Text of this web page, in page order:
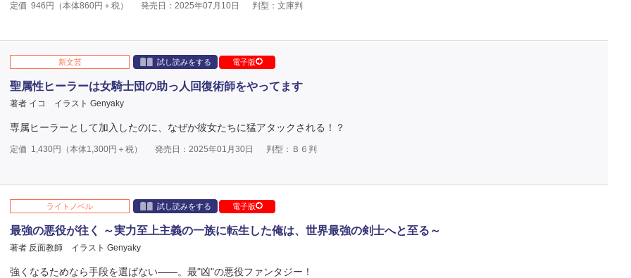
定価 946 円（本体860円＋税） 発売日：2025年07月10日 判型：文庫判
新文芸 試し読みをする 電子版
聖属性ヒーラーは女騎士団の助っ人回復術師をやってます
著者 イコ イラスト Genyaky
専属ヒーラーとして加入したのに、なぜか彼女たちに猛アタックされる！？
定価 1,430円（本体1,300円＋税） 発売日：2025年01月30日 判型：Ｂ６判
ライトノベル 試し読みをする 電子版
最強の悪役が往く ～実力至上主義の一族に転生した俺は、世界最強の剣士へと至る～
著者 反面教師 イラスト Genyaky
強くなるためなら手段を選ばない――。最"凶"の悪役ファンタジー！